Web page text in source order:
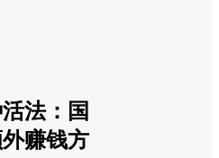
法：国
赚钱方